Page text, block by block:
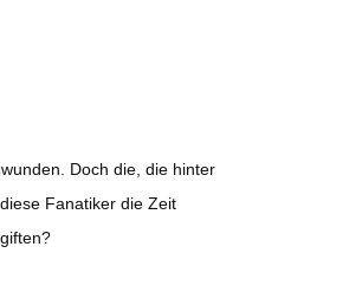
Doch die, die hinter
Fanatiker die Zeit